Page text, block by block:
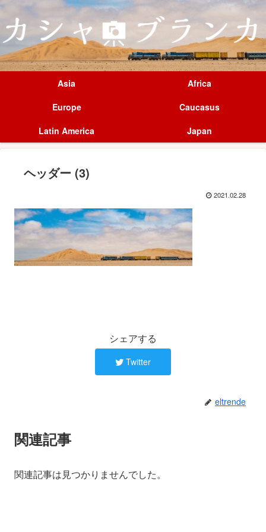
Asia
Africa
Europe
Caucasus
Latin America
Japan
ヘッダー (3)
2021.02.28
シェアする
Twitter
eltrende
関連記事
関連記事は見つかりませんでした。